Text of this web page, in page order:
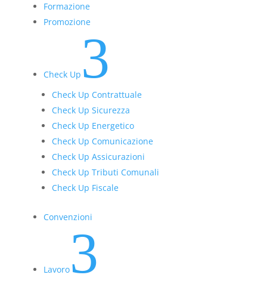
Formazione
Promozione
Check Up 3
Check Up Contrattuale
Check Up Sicurezza
Check Up Energetico
Check Up Comunicazione
Check Up Assicurazioni
Check Up Tributi Comunali
Check Up Fiscale
Convenzioni
Lavoro3